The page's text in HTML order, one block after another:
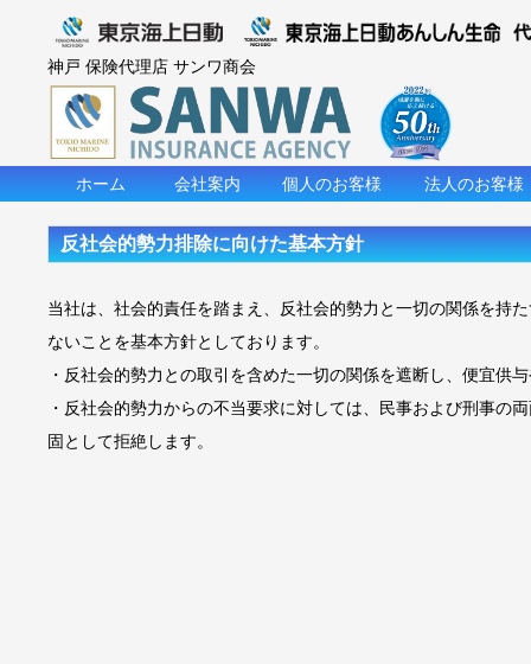
神戸 保険代理店 サンワ商会
ホーム 会社案内 個人のお客様 法人のお客様
反社会的勢力排除に向けた基本方針
当社は、社会的責任を踏まえ、反社会的勢力と一切の関係を持
ないことを基本方針としております。
・反社会的勢力との取引を含めた一切の関係を遮断し、便宜供
・反社会的勢力からの不当要求に対しては、民事および刑事の
固として拒絶します。